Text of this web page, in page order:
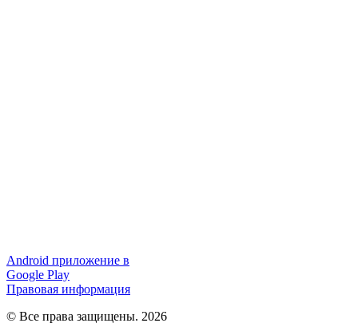
Android приложение в
Google Play
Правовая информация
© Все права защищены. 2026